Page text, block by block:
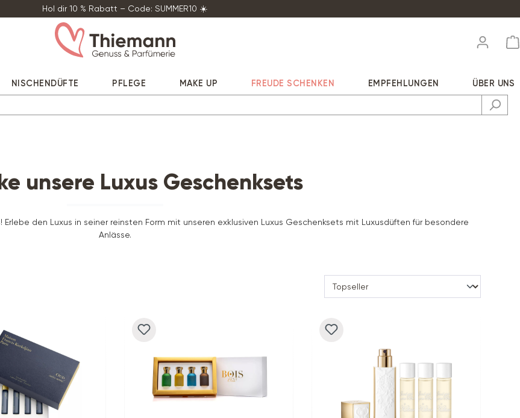
Hol dir 10 % Rabatt – Code: SUMMER10 ☀️
NISCHENDÜFTE PFLEGE MAKE UP FREUDE SCHENKEN EMPFEHLUNGEN ÜBER UNS
unsere Luxus Geschenksets
den Luxus in seiner reinsten Form mit unseren exklusiven Luxus Geschenksets mit Luxusdüften für besondere
Anlässe.